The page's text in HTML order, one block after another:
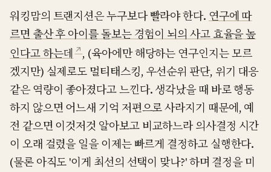
워킹맘의 트랜지션은 누구보다 빨라야 한다. 연구에 따
르면 출산 후 아이를 돌보는 경험이 뇌의 사고 효율을 높
인다고 하는데 ↗ , (육아에만 해당하는 연구인지는 모르
겠지만) 실제로도 멀티태스킹, 우선순위 판단, 위기 대응
같은 역량이 좋아졌다고 느낀다. 생각났을 때 바로 행동
하지 않으면 어느새 기억 저편으로 사라지기 때문에, 예
전 같으면 이것저것 알아보고 비교하느라 의사결정 시간
이 오래 걸렸을 일을 이제는 빠르게 결정하고 실행한다.
(물론 아직도 '이게 최선의 선택이 맞나?' 하며 결정을 미